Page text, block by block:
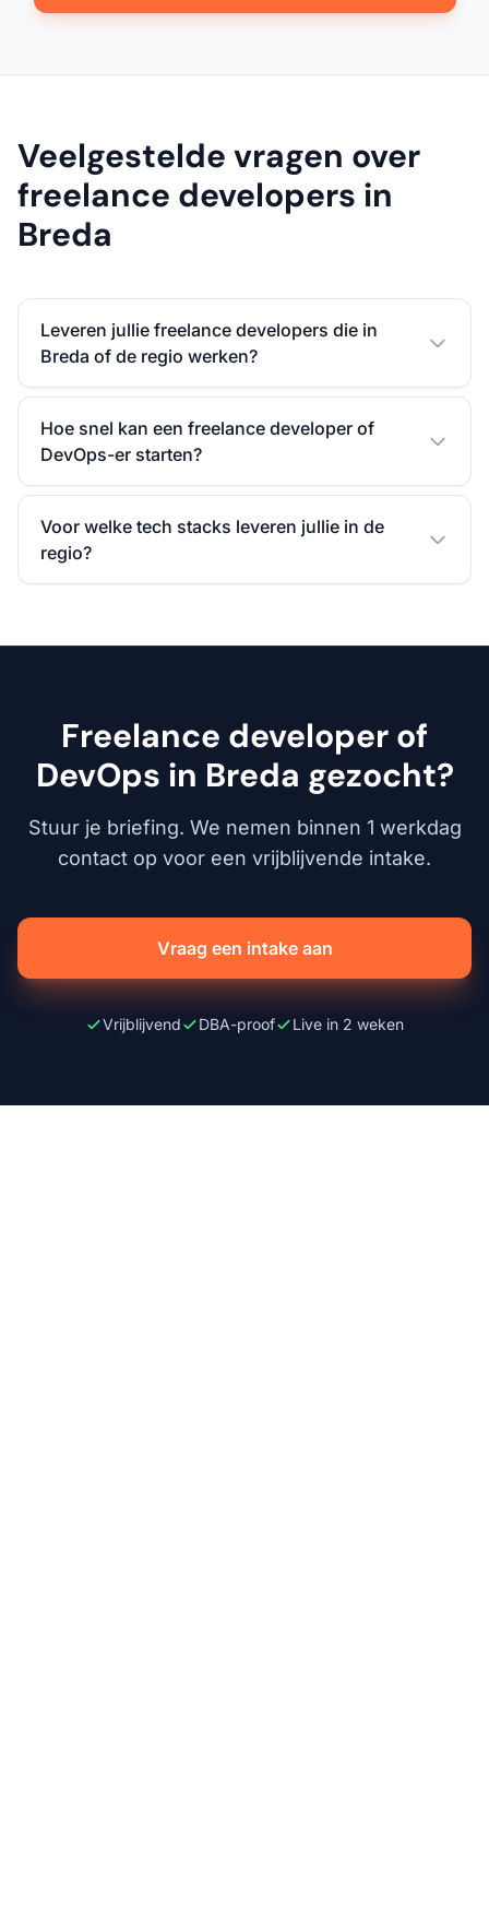
Veelgestelde vragen over
freelance developers in
Breda
Leveren jullie freelance developers die in
Breda of de regio werken?
Hoe snel kan een freelance developer of
DevOps-er starten?
Voor welke tech stacks leveren jullie in de
regio?
Freelance developer of
DevOps in Breda gezocht?
Stuur je briefing. We nemen binnen 1 werkdag
contact op voor een vrijblijvende intake.
Vraag een intake aan
Vrijblijvend DBA-proof Live in 2 weken